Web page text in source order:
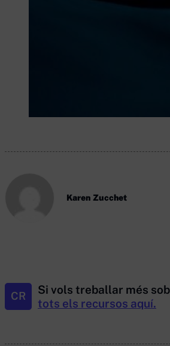
Karen Zucchet
CR
Si vols treballar més
tots els recursos aquí.